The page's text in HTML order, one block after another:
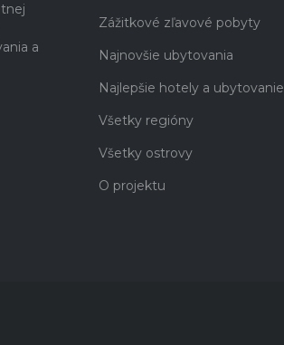
a
Zážitkové zľavové pobyty
Najnovšie ubytovania
Najlepšie hotely a ubytovanie
Všetky regióny
Všetky ostrovy
O projektu